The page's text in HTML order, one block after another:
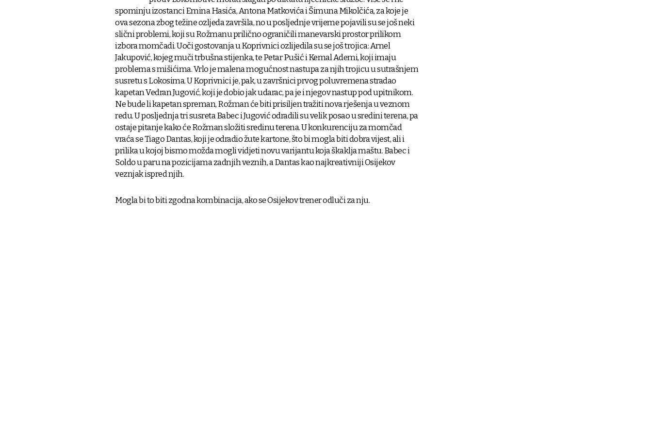
spominju izostanci Emina Hasića, Antona Matkovića i Šimuna Mikolčića, za koje je
ova sezona zbog težine ozljeda završila, no u posljednje vrijeme pojavili su se još neki
slični problemi, koji su Rožmanu prilično ograničili manevarski prostor prilikom
izbora momčadi. Uoči gostovanja u Koprivnici ozlijedila su se još trojica: Arnel
Jakupović, kojeg muči trbušna stijenka, te Petar Pušić i Kemal Ademi, koji imaju
problema s mišićima. Vrlo je malena mogućnost nastupa za njih trojicu u sutrašnjem
susretu s Lokosima. U Koprivnici je, pak, u završnici prvog poluvremena stradao
kapetan Vedran Jugović, koji je dobio jak udarac, pa je i njegov nastup pod upitnikom.
Ne bude li kapetan spreman, Rožman će biti prisiljen tražiti nova rješenja u veznom
redu. U posljednja tri susreta Babec i Jugović odradili su velik posao u sredini terena, pa
ostaje pitanje kako će Rožman složiti sredinu terena. U konkurenciju za momčad
vraća se Tiago Dantas, koji je odradio žute kartone, što bi mogla biti dobra vijest, ali i
prilika u kojoj bismo možda mogli vidjeti novu varijantu koja škaklja maštu. Babec i
Soldo u paru na pozicijama zadnjih veznih, a Dantas kao najkreativniji Osijekov
veznjak ispred njih.
Mogla bi to biti zgodna kombinacija, ako se Osijekov trener odluči za nju.